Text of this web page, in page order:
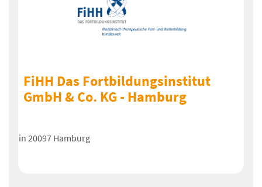
FiHH Das Fortbildungsinstitut
GmbH & Co. KG - Hamburg
in 20097 Hamburg